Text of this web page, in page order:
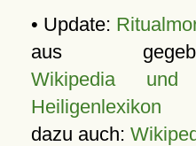
• Update:
aus
Wikipedia und
Heiligenlexikon
dazu auch: